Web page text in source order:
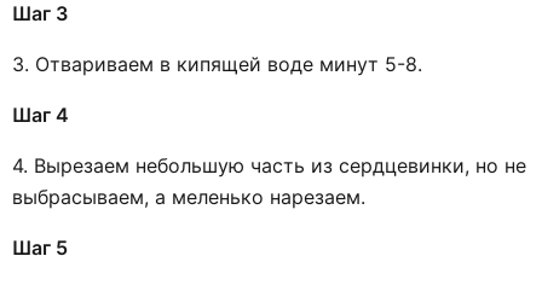
Шаг 3
3. Отвариваем в кипящей воде минут 5-8.
Шаг 4
4. Вырезаем небольшую часть из сердцевинки, но не
выбрасываем, а меленько нарезаем.
Шаг 5